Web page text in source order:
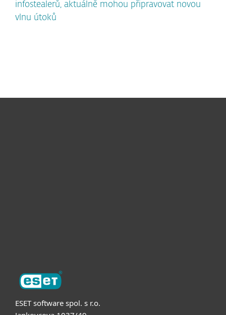
infostealerů, aktuálně mohou připravovat novou
vlnu útoků
ESET software spol. s r.o.